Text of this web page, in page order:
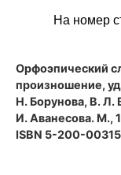
Аванесова
На номер
Орфоэпический
произношение,
Н. Борунова, В. Л.
И. Аванесова. М.,
ISBN 5-200-